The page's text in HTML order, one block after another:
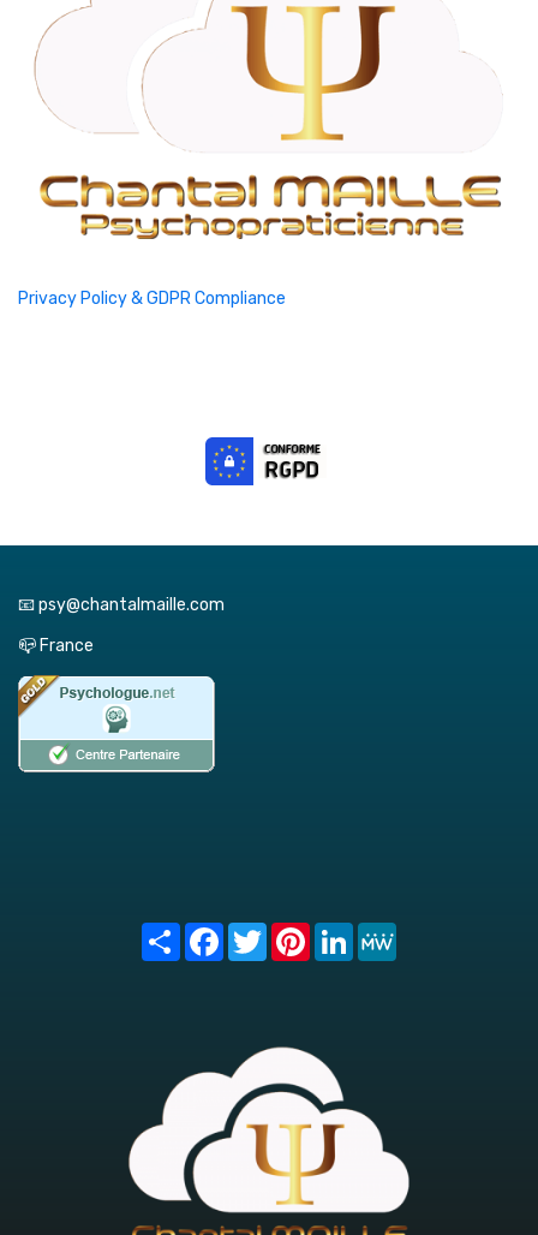
Privacy Policy & GDPR Compliance
📧 psy@chantalmaille.com
📪 France
Share FacebookTwitterPinterest
LinkedIn